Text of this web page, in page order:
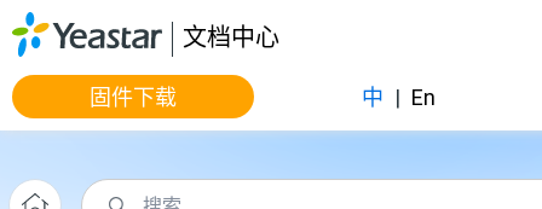
跳转到主要内容
文档中心
固件下载 中 | En